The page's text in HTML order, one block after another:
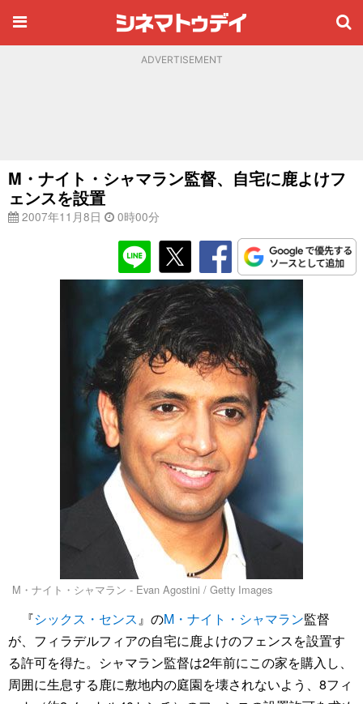
ADVERTISEMENT
M・ナイト・シャマラン監督、自宅に鹿よけフ
ェンスを設置
2007年11月8日 0時00分
M・ナイト・シャマラン - Evan Agostini / Getty Images
『シックス・センス』のM・ナイト・シャマラン監督
が、フィラデルフィアの自宅に鹿よけのフェンスを設置す
る許可を得た。シャマラン監督は2年前にこの家を購入し、
周囲に生息する鹿に敷地内の庭園を壊されないよう、8フィ